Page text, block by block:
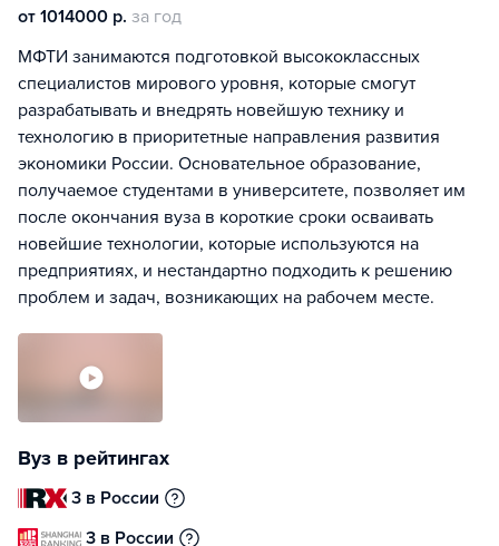
от 1014000 р. за год
МФТИ занимаются подготовкой высококлассных
специалистов мирового уровня, которые смогут
разрабатывать и внедрять новейшую технику и
технологию в приоритетные направления развития
экономики России. Основательное образование,
получаемое студентами в университете, позволяет им
после окончания вуза в короткие сроки осваивать
новейшие технологии, которые используются на
предприятиях, и нестандартно подходить к решению
проблем и задач, возникающих на рабочем месте.
Вуз в рейтингах
3 в России
3 в России